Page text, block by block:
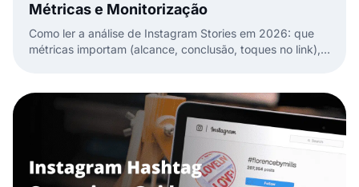
Métricas e Monitorização
Como ler a análise de Instagram Stories em 2026: que
métricas importam (alcance, conclusão, toques no link),